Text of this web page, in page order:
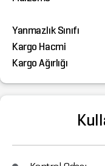
Yanmazlık Sınıfı
Kargo Hacmi
Kargo Ağırlığı